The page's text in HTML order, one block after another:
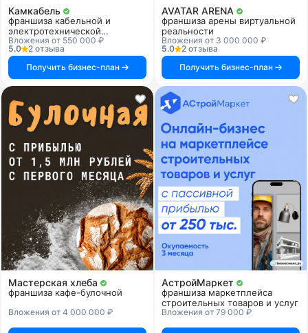
Камкабель
франшиза кабельной и
электротехнической
продукции
Вложения от 550 000 ₽
5.0
2 отзыва
Получить бизнес-план
AVATAR ARENA
франшиза арены виртуальной
реальности
Вложения от 3 000 000 ₽
5.0
2 отзыва
Получить бизнес-план
Мастерская хлеба
франшиза кафе-булочной
Вложения от 4 000 000 ₽
АстройМаркет
франшиза маркетплейса
строительных товаров и услуг
Вложения от 79 000 ₽